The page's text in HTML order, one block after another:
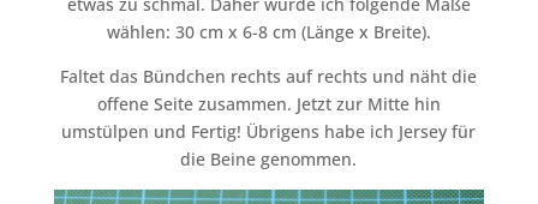
wählen: 30 cm x 6-8 cm (Länge x Breite).
Faltet das Bündchen rechts auf rechts und näht die
offene Seite zusammen. Jetzt zur Mitte hin
umstülpen und Fertig! Übrigens habe ich Jersey für
die Beine genommen.